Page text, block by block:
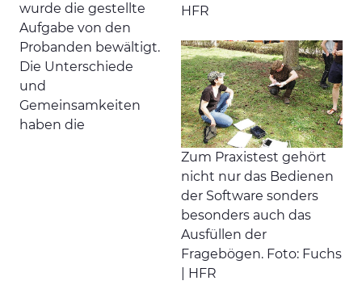
HFR
Zum Praxistest gehört
nicht nur das Bedienen
der Software sonders
besonders auch das
Ausfüllen der
Fragebögen. Foto: Fuchs
| HFR
wurde die gestellte
Aufgabe von den
Probanden bewältigt.
Die Unterschiede
und
Gemeinsamkeiten
haben die